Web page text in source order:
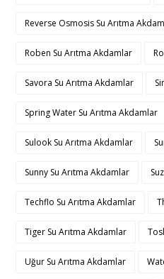
Reverse Osmosis Su Arıtma
Roben Su Arıtma Akdamlar
Savora Su Arıtma Akdamlar
Spring Water Su Arıtma Akdamlar
Sulook Su Arıtma Akdamlar
Sunny Su Arıtma Akdamlar
Techflo Su Arıtma Akdamlar
Tiger Su Arıtma Akdamlar
Uğur Su Arıtma Akdamlar